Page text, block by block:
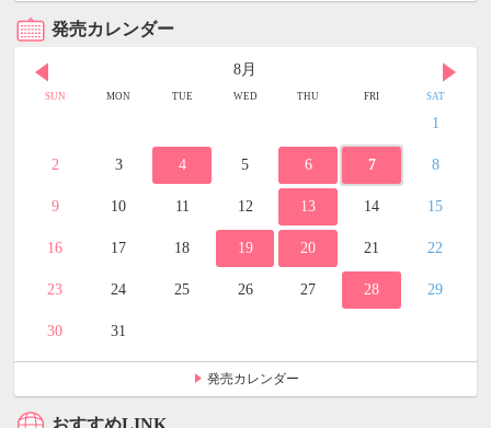
発売カレンダー
8月
SUN MON TUE WED THU FRI SAT
1
2 3 4 5 6 7 8
9 10 11 12 13 14 15
16 17 18 19 20 21 22
23 24 25 26 27 28 29
30 31
発売カレンダー
おすすめLINK